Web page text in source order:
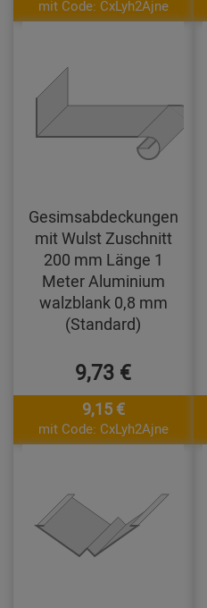
mit Code: CxLyh2Ajne
Gesimsabdeckungen
mit Wulst Zuschnitt
200 mm Länge 1
Meter Aluminium
walzblank 0,8 mm
(Standard)
9,73 €
9,15 €
mit Code: CxLyh2Ajne